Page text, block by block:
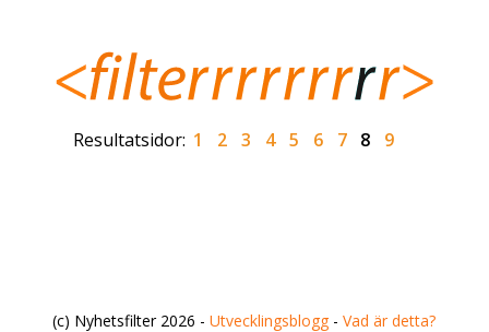
Resultatsidor: 1 2 3 4 5 6 7 8 9
(c) Nyhetsfilter 2026 -Utvecklingsblogg -Vad är detta?